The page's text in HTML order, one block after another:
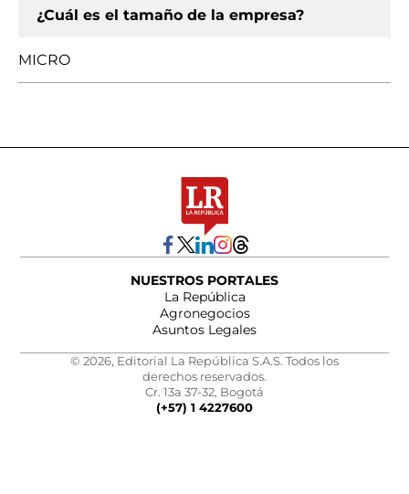
¿Cuál es el tamaño de la empresa?
MICRO
NUESTROS PORTALES
La República
Agronegocios
Asuntos Legales
© 2026, Editorial La República S.A.S. Todos los
derechos reservados.
Cr. 13a 37-32, Bogotá
(+57) 1 4227600